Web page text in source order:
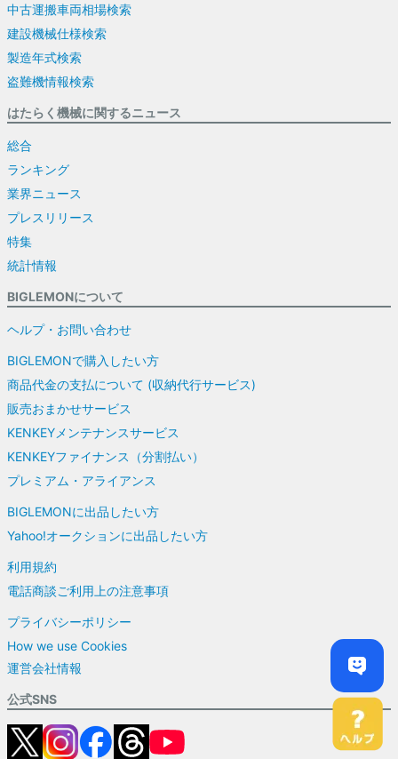
中古運搬車両相場検索
建設機械仕様検索
製造年式検索
盗難機情報検索
はたらく機械に関するニュース
総合
ランキング
業界ニュース
プレスリリース
特集
統計情報
BIGLEMONについて
ヘルプ・お問い合わせ
BIGLEMONで購入したい方
商品代金の支払について (収納代行サービス)
販売おまかせサービス
KENKEYメンテナンスサービス
KENKEYファイナンス（分割払い）
プレミアム・アライアンス
BIGLEMONに出品したい方
Yahoo!オークションに出品したい方
利用規約
電話商談ご利用上の注意事項
プライバシーポリシー
How we use Cookies
運営会社情報
公式SNS